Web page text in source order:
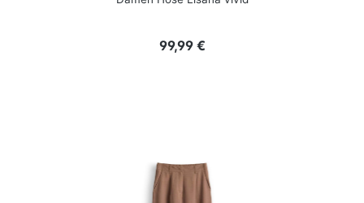
Regulärer Preis:
99,99 €